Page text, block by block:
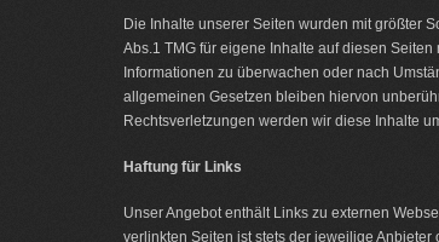
Die Inhalte unserer Seiten wurden mit größter
Abs.1 TMG für eigene Inhalte auf diesen
Informationen zu überwachen oder nach
allgemeinen Gesetzen bleiben hiervon
Rechtsverletzungen werden wir diese Inhalte
Haftung für Links
Unser Angebot enthält Links zu externen
verlinkten Seiten ist stets der jeweilige